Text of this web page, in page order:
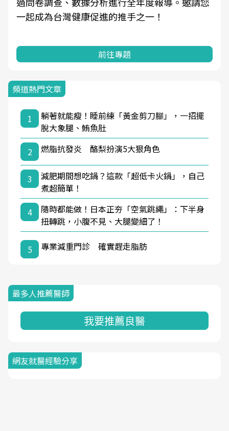
一起成為台灣健康促進的推手之一！
前往專題
頻道熱門文章
1
躺著就能瘦！睡前練「黃金剪刀腳」，一招擺
脫大象腿、鮪魚肚
2
燃脂抗發炎 酪梨扮演5大狠角色
3
減肥期間想吃鍋？這款「超低卡火鍋」，自己
煮超簡單！
4
隨時都能做！日本正夯「空氣跳繩」：下半身
扭轉跳，小腹不見、大腿變細了！
5 專業減重門診 確實趕走脂肪
最多人推薦醫師
我要推薦良醫
網友就醫經驗分享